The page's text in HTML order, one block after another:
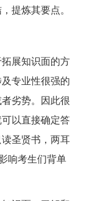
提炼其要点。
展知识面的方
专业性很强的
劣势。因此很
以直接确定答
圣贤书，两耳
响考生们背单